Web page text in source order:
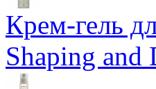
Крем-гель
Shaping and